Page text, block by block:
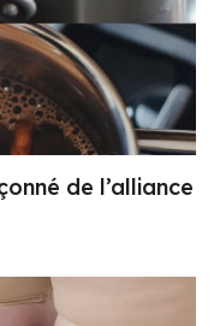
de l’alliance